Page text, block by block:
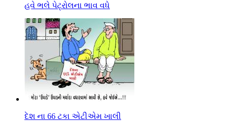
હવે ભલે પેટ્રોલના ભાવ વધે
દેશ ના 66 ટકા એટીએમ ખાલી